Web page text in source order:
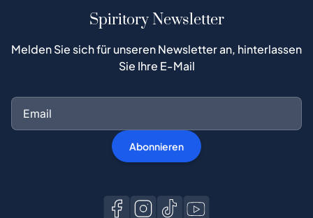
Spiritory Newsletter
Melden Sie sich für unseren Newsletter an, hinterlassen
Sie Ihre E-Mail
Abonnieren